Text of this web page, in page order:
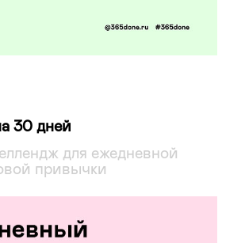
30 дней
для ежедневной
привычки